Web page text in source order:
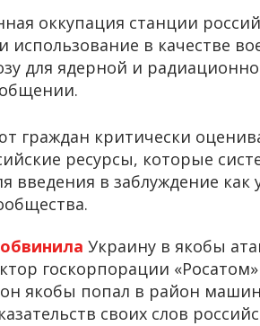
оккупация станции
использование в качестве
для ядерной и
граждан критически
ресурсы, которые
введения в заблуждение как
обвинила Украину в якобы
госкорпорации
якобы попал в район
своих слов